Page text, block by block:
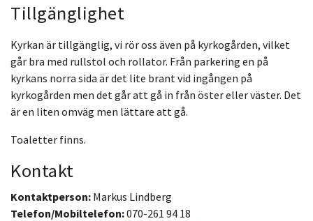
Tillgänglighet
Kyrkan är tillgänglig, vi rör oss även på kyrkogården, vilket
går bra med rullstol och rollator. Från parkering en på
kyrkans norra sida är det lite brant vid ingången på
kyrkogården men det går att gå in från öster eller väster. Det
är en liten omväg men lättare att gå.
Toaletter finns.
Kontakt
Kontaktperson: Markus Lindberg
Telefon/Mobiltelefon:070-261 94 18